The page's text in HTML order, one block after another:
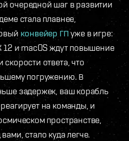
очередной шаг в развитии
стала плавнее,
конвейер ГПуже в игре:
12 и macOS ждут повышение
ответа, что
погружению. В
задержек, ваш корабль
на команды, и
пространстве,
стало куда легче.